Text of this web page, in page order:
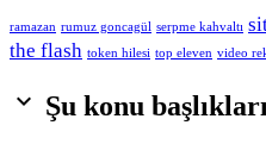
ramazan rumuz goncagül serpme kahvaltı
the flash token hilesi top eleven video
 Şu konu